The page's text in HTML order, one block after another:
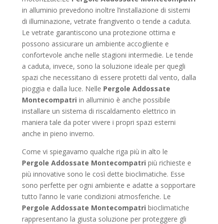
in alluminio prevedono inoltre l’installazione di sistemi
di illuminazione, vetrate frangivento o tende a caduta.
Le vetrate garantiscono una protezione ottima e
possono assicurare un ambiente accogliente e
confortevole anche nelle stagioni intermedie. Le tende
a caduta, invece, sono la soluzione ideale per quegli
spazi che necessitano di essere protetti dal vento, dalla
pioggia e dalla luce. Nelle Pergole Addossate
Montecompatri in alluminio è anche possibile
installare un sistema di riscaldamento elettrico in
maniera tale da poter vivere i propri spazi esterni
anche in pieno inverno.
Come vi spiegavamo qualche riga più in alto le
Pergole Addossate Montecompatri più richieste e
più innovative sono le così dette bioclimatiche. Esse
sono perfette per ogni ambiente e adatte a sopportare
tutto l’anno le varie condizioni atmosferiche. Le
Pergole Addossate Montecompatri bioclimatiche
rappresentano la giusta soluzione per proteggere gli